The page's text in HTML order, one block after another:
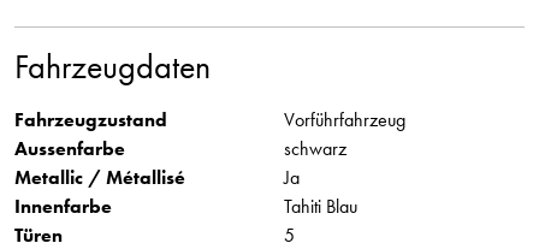
Fahrzeugdaten
Fahrzeugzustand
Vorführfahrzeug
Aussenfarbe
schwarz
Metallic / Métallisé
Ja
Innenfarbe
Tahiti Blau
Türen
5